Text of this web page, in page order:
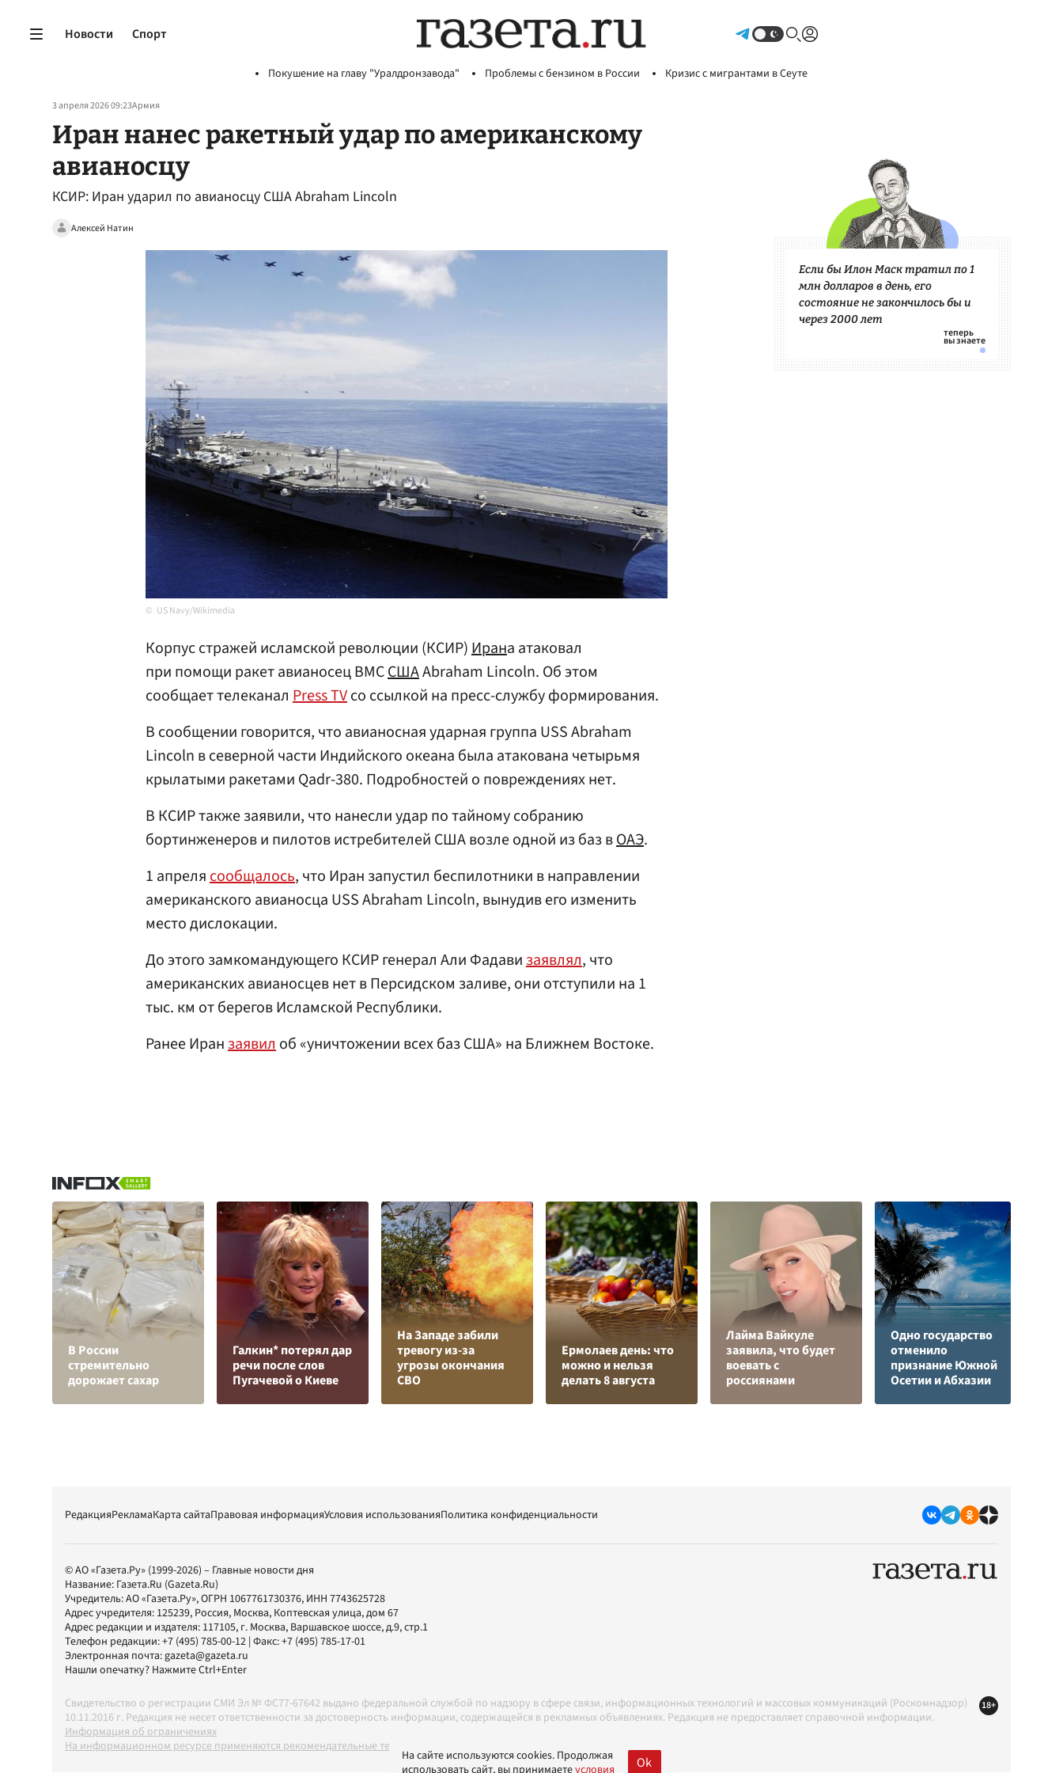
Новости Спорт
Покушение на главу "Уралдронзавода" Проблемы с бензином в России Кризис с мигрантами в Сеуте
3 апреля 2026 09:23Армия
Иран нанес ракетный удар по американскому
авианосцу
КСИР: Иран ударил по авианосцу США Abraham Lincoln
Алексей Натин
US Navy/Wikimedia
Корпус стражей исламской революции (КСИР)Ирана атаковал
при помощи ракет авианосец ВМССШАAbraham Lincoln. Об этом
сообщает телеканал Press TVсо ссылкой на пресс-службу формирования.
В сообщении говорится, что авианосная ударная группа USS Abraham
Lincoln в северной части Индийского океана была атакована четырьмя
крылатыми ракетами Qadr-380. Подробностей о повреждениях нет.
В КСИР также заявили, что нанесли удар по тайному собранию
бортинженеров и пилотов истребителей США возле одной из баз вОАЭ.
1 апрелясообщалось, что Иран запустил беспилотники в направлении
американского авианосца USS Abraham Lincoln, вынудив его изменить
место дислокации.
До этого замкомандующего КСИР генерал Али Фадавизаявлял, что
американских авианосцев нет в Персидском заливе, они отступили на 1
тыс. км от берегов Исламской Республики.
Ранее Иранзаявилоб «уничтожении всех баз США» на Ближнем Востоке.
Если бы Илон Маск тратил по 1
млн долларов в день, его
состояние не закончилось бы и
через 2000 лет
В России
стремительно
дорожает сахар
Галкин* потерял дар
речи после слов
Пугачевой о Киеве
На Западе забили
тревогу из-за
угрозы окончания
СВО
Ермолаев день: что
можно и нельзя
делать 8 августа
Лайма Вайкуле
заявила, что будет
воевать с
россиянами
Одно государство
отменило
признание Южной
Осетии и Абхазии
РедакцияРекламаКарта сайтаПравовая информацияУсловия использованияПолитика конфиденциальности
© АО «Газета.Ру» (1999-2026) – Главные новости дня
Название: Газета.Ru (Gazeta.Ru)
Учредитель:АО «Газета.Ру», ОГРН 1067761730376, ИНН 7743625728
Адрес учредителя: 125239, Россия, Москва, Коптевская улица, дом 67
Адрес редакции и издателя: 117105, г. Москва, Варшавское шоссе, д.9, стр.1
Телефон редакции:+7 (495) 785-00-12 | Факс:+7 (495) 785-17-01
Электронная почта:gazeta@gazeta.ru
Нашли опечатку? Нажмите Ctrl+Enter
Свидетельство о регистрации СМИ Эл № ФС77-67642 выдано федеральной службой по надзору в сфере связи, информационных технологий и массовых коммуникаций (Роскомнадзор)
10.11.2016 г. Редакция не несет ответственности за достоверность информации, содержащейся в рекламных объявлениях. Редакция не предоставляет справочной информации.
Информация об ограничениях
На информационном ресурсе применяются рекомендательные технологии в соответствии с Правилами
18+
На сайте используются cookies. Продолжая
использовать сайт, вы принимаетеусловия Ok